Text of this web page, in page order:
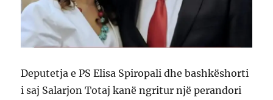
Deputetja e PS Elisa Spiropali dhe bashkëshorti
i saj Salarjon Totaj kanë ngritur një perandori